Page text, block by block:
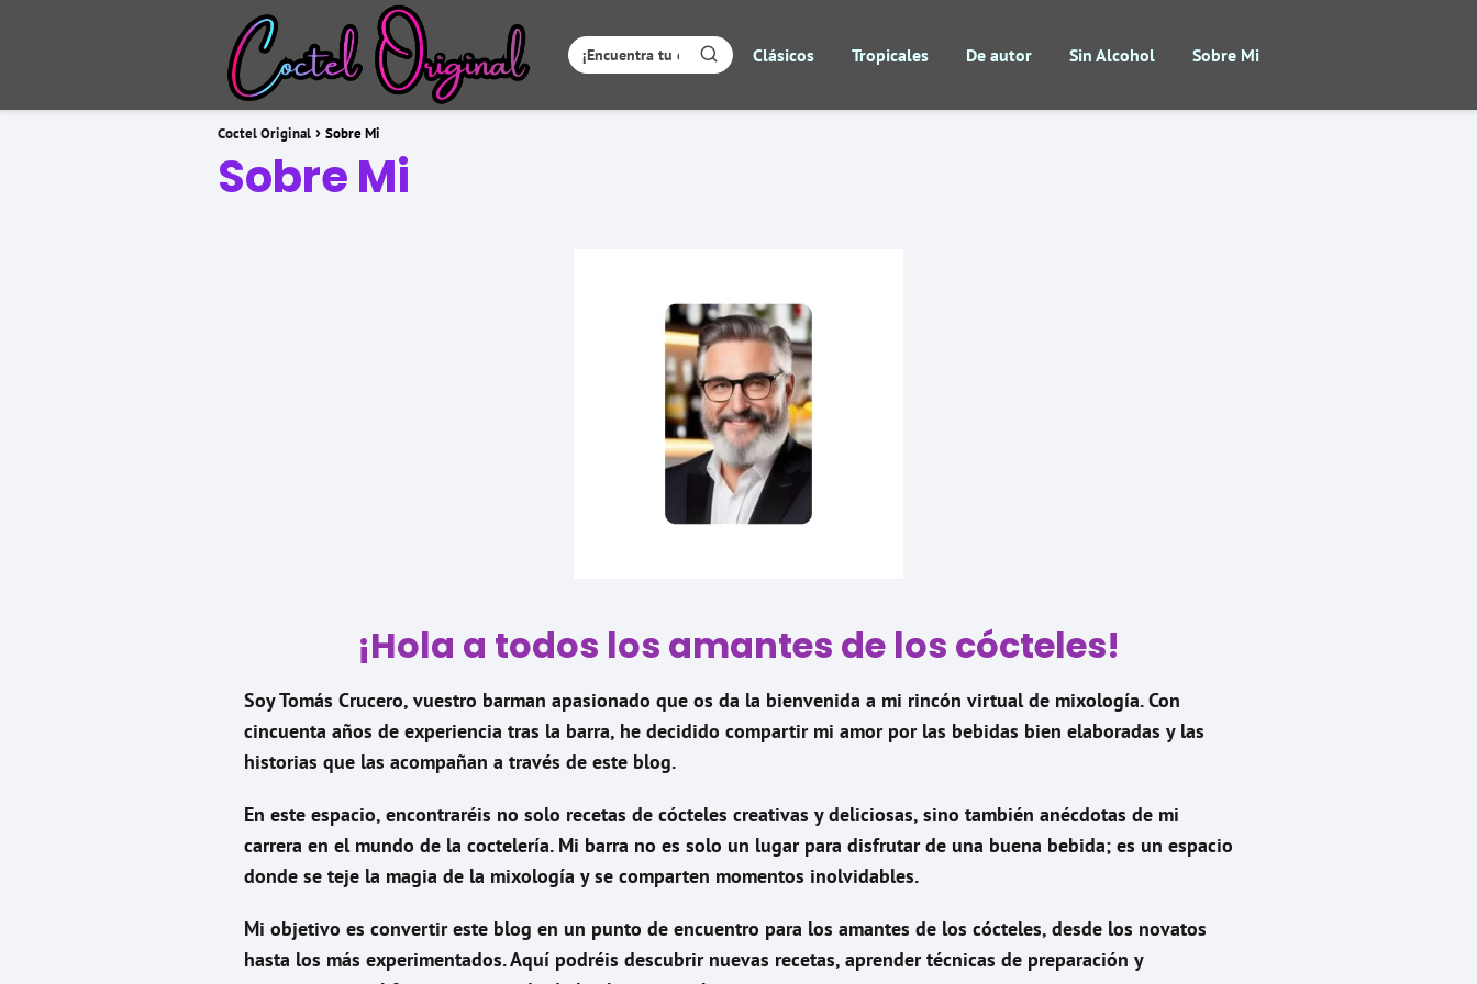
Clásicos Tropicales De autor Sin Alcohol Sobre Mi
Coctel Original Sobre Mi
Sobre Mi
¡Hola a todos los amantes de los cócteles!
Soy Tomás Crucero, vuestro barman apasionado que os da la bienvenida a mi rincón virtual de mixología. Con
cincuenta años de experiencia tras la barra, he decidido compartir mi amor por las bebidas bien elaboradas y las
historias que las acompañan a través de este blog.
En este espacio, encontraréis no solo recetas de cócteles creativas y deliciosas, sino también anécdotas de mi
carrera en el mundo de la coctelería. Mi barra no es solo un lugar para disfrutar de una buena bebida; es un espacio
donde se teje la magia de la mixología y se comparten momentos inolvidables.
Mi objetivo es convertir este blog en un punto de encuentro para los amantes de los cócteles, desde los novatos
hasta los más experimentados. Aquí podréis descubrir nuevas recetas, aprender técnicas de preparación y